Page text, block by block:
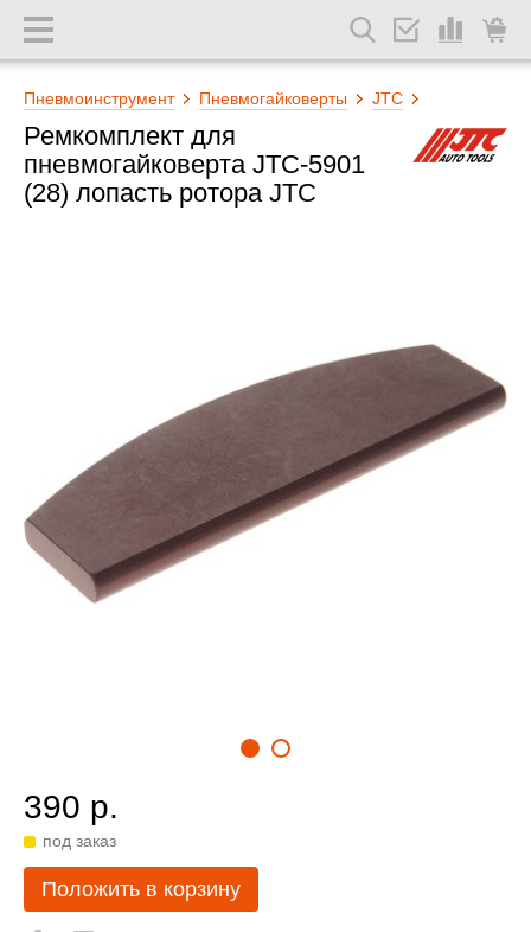
Пневмоинструмент Пневмогайковерты JTC
Ремкомплект для
пневмогайковерта JTC-5901
(28) лопасть ротора JTC
390 р.
под заказ
Положить в корзину